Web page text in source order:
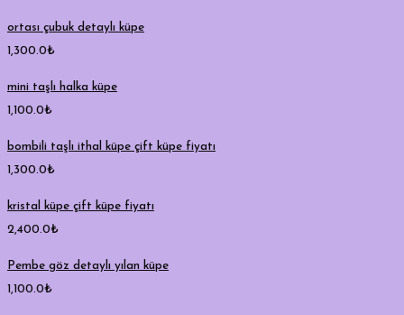
ortası çubuk detaylı küpe
1,300.0₺
mini taşlı halka küpe
1,100.0₺
bombili taşlı ithal küpe çift küpe fiyatı
1,300.0₺
kristal küpe çift küpe fiyatı
2,400.0₺
Pembe göz detaylı yılan küpe
1,100.0₺